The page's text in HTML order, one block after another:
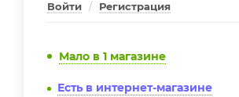
Войти / Регистрация
Мало в 1 магазине
Есть в интернет-магазине